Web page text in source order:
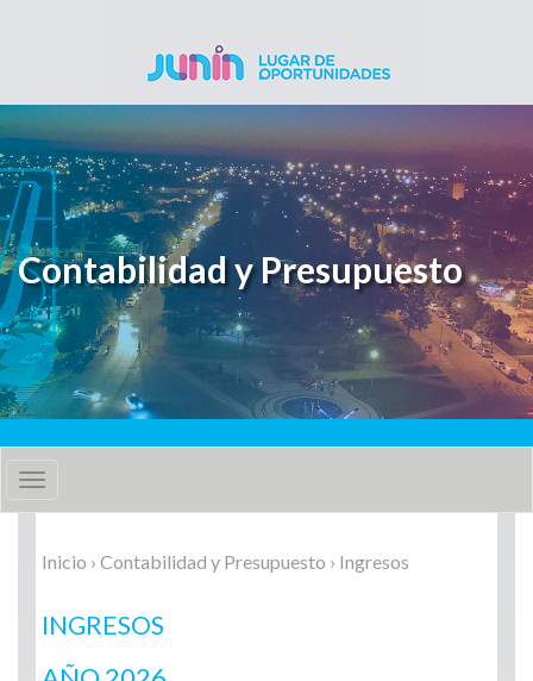
Contabilidad y Presupuesto
Toggle
Inicio › Contabilidad y Presupuesto › Ingresos
INGRESOS